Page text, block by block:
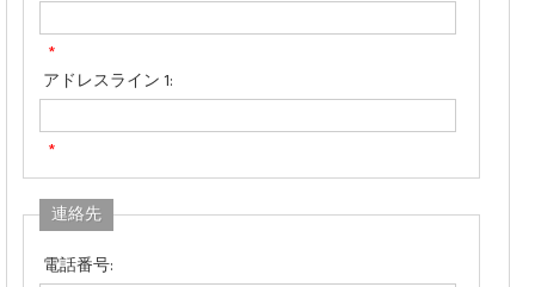
*
アドレスライン 1:
*
連絡先
電話番号: